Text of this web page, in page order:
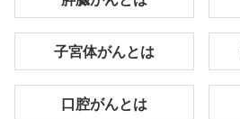
子宮体がんとは
口腔がんとは